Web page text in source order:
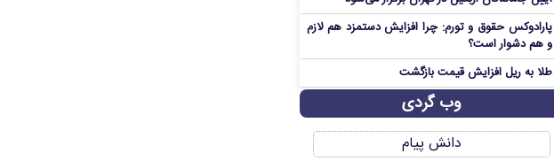
پارادوکس حقوق و تورم: چرا افزایش دستمزد هم لازم
و هم دشوار است؟
طلا به ریل افزایش قیمت بازگشت
وب گردی
دانش پیام